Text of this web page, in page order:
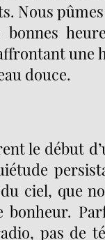
Nous
une
douce.
le début
ciel, que
pas de